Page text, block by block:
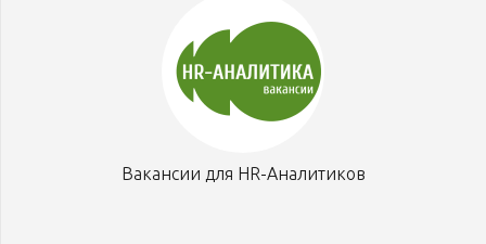
Вакансии для HR-Аналитиков